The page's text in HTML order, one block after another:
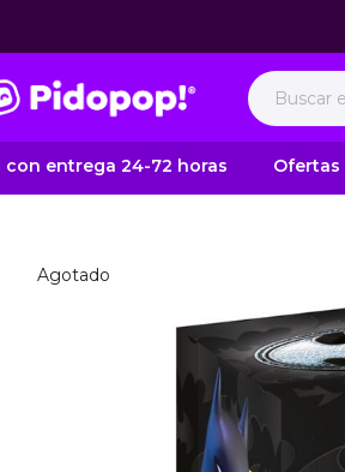
con entrega 24-72 horas Ofertas
Agotado